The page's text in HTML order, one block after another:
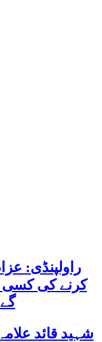
راولپنڈی:
کرنے کی
شہید قائد